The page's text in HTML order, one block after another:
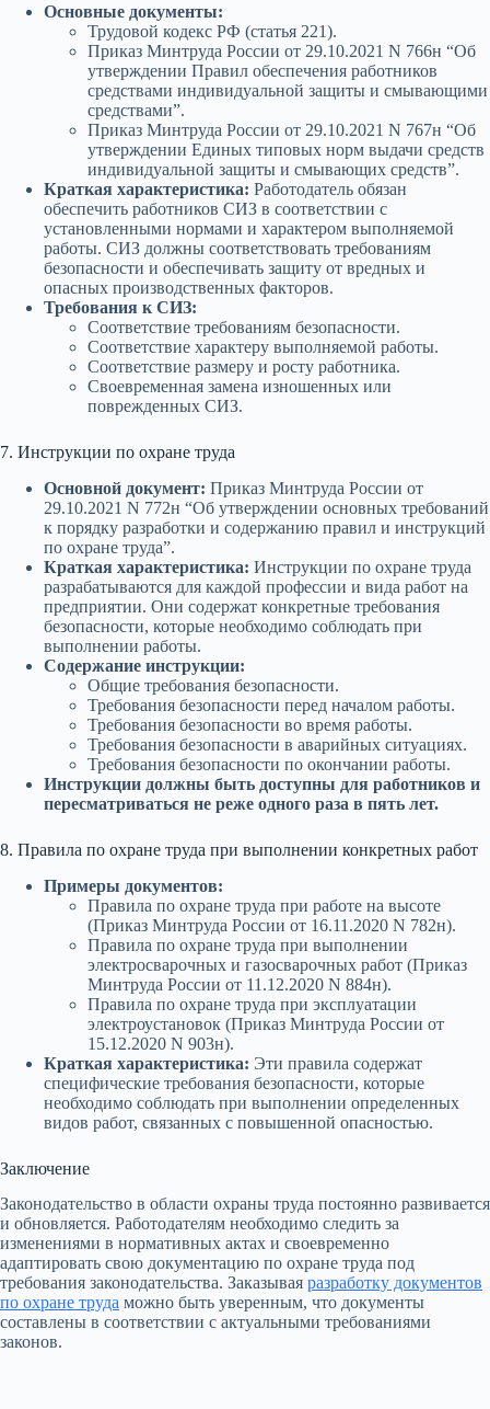
Основные документы:
Трудовой кодекс РФ (статья 221).
Приказ Минтруда России от 29.10.2021 N 766н “Об
утверждении Правил обеспечения работников
средствами индивидуальной защиты и смывающими
средствами”.
Приказ Минтруда России от 29.10.2021 N 767н “Об
утверждении Единых типовых норм выдачи средств
индивидуальной защиты и смывающих средств”.
Краткая характеристика: Работодатель обязан
обеспечить работников СИЗ в соответствии с
установленными нормами и характером выполняемой
работы. СИЗ должны соответствовать требованиям
безопасности и обеспечивать защиту от вредных и
опасных производственных факторов.
Требования к СИЗ:
Соответствие требованиям безопасности.
Соответствие характеру выполняемой работы.
Соответствие размеру и росту работника.
Своевременная замена изношенных или
поврежденных СИЗ.
7. Инструкции по охране труда
Основной документ: Приказ Минтруда России от
29.10.2021 N 772н “Об утверждении основных требований
к порядку разработки и содержанию правил и инструкций
по охране труда”.
Краткая характеристика: Инструкции по охране труда
разрабатываются для каждой профессии и вида работ на
предприятии. Они содержат конкретные требования
безопасности, которые необходимо соблюдать при
выполнении работы.
Содержание инструкции:
Общие требования безопасности.
Требования безопасности перед началом работы.
Требования безопасности во время работы.
Требования безопасности в аварийных ситуациях.
Требования безопасности по окончании работы.
Инструкции должны быть доступны для работников и
пересматриваться не реже одного раза в пять лет.
8. Правила по охране труда при выполнении конкретных работ
Примеры документов:
Правила по охране труда при работе на высоте
(Приказ Минтруда России от 16.11.2020 N 782н).
Правила по охране труда при выполнении
электросварочных и газосварочных работ (Приказ
Минтруда России от 11.12.2020 N 884н).
Правила по охране труда при эксплуатации
электроустановок (Приказ Минтруда России от
15.12.2020 N 903н).
Краткая характеристика: Эти правила содержат
специфические требования безопасности, которые
необходимо соблюдать при выполнении определенных
видов работ, связанных с повышенной опасностью.
Заключение
Законодательство в области охраны труда постоянно развивается
и обновляется. Работодателям необходимо следить за
изменениями в нормативных актах и своевременно
адаптировать свою документацию по охране труда под
требования законодательства. Заказывая разработку документов
по охране труда можно быть уверенным, что документы
составлены в соответствии с актуальными требованиями
законов.